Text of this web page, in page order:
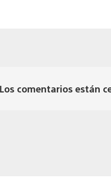
Los comentarios están